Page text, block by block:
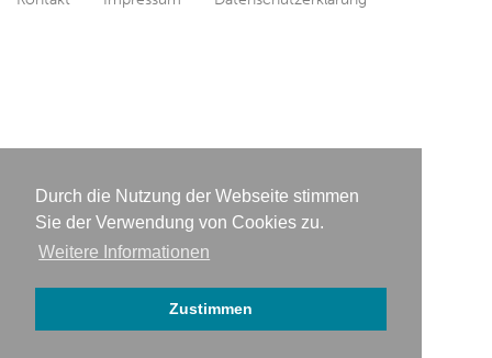
Durch die Nutzung der Webseite stimmen
Sie der Verwendung von Cookies zu.
Weitere Informationen
Zustimmen